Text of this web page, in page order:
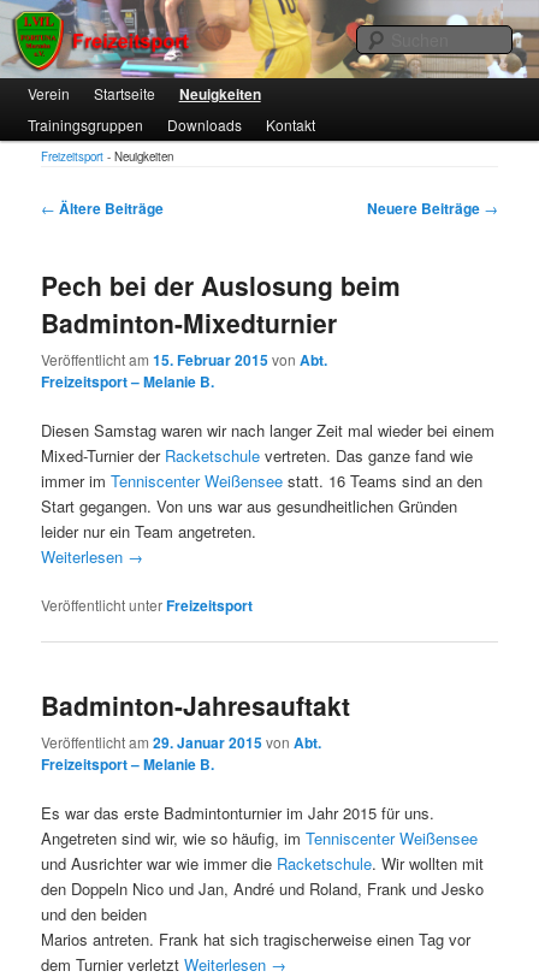
Freizeitsport
1. VfL FORTUNA Marzahn e.V.
Hauptmenü
Zum
primären
Inhalt
springen
Zum
sekundären
Inhalt
springen
Verein Startseite Neuigkeiten
Trainingsgruppen Downloads Kontakt
Freizeitsport -Neuigkeiten
Beitragsnavigation
← Ältere Beiträge Neuere Beiträge →
Pech bei der Auslosung beim
Badminton-Mixedturnier
Veröffentlicht am15. Februar 2015vonAbt.
Freizeitsport – Melanie B.
Diesen Samstag waren wir nach langer Zeit mal wieder bei einem
Mixed-Turnier der Racketschule vertreten. Das ganze fand wie
immer imTenniscenter Weißensee statt. 16 Teams sind an den
Start gegangen. Von uns war aus gesundheitlichen Gründen
leider nur ein Team angetreten.
Weiterlesen →
Veröffentlicht unterFreizeitsport
Badminton-Jahresauftakt
Veröffentlicht am29. Januar 2015vonAbt.
Freizeitsport – Melanie B.
Es war das erste Badmintonturnier im Jahr 2015 für uns.
Angetreten sind wir, wie so häufig, imTenniscenter Weißensee
und Ausrichter war wie immer die Racketschule. Wir wollten mit
den Doppeln Nico und Jan, André und Roland, Frank und Jesko
und den beiden
Marios antreten. Frank hat sich tragischerweise einen Tag vor
dem Turnier verletztWeiterlesen →